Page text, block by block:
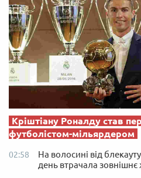
Кріштіану Роналду став
футболістом-мільярдером
02:58
На волосині від
день втрачала